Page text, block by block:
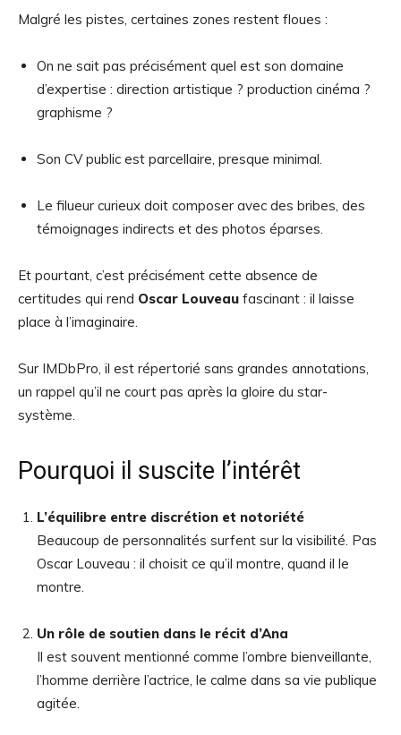
Malgré les pistes, certaines zones restent floues :
On ne sait pas précisément quel est son domaine
d’expertise : direction artistique ? production cinéma ?
graphisme ?
Son CV public est parcellaire, presque minimal.
Le filueur curieux doit composer avec des bribes, des
témoignages indirects et des photos éparses.
Et pourtant, c’est précisément cette absence de
certitudes qui rend Oscar Louveau fascinant : il laisse
place à l’imaginaire.
Sur IMDbPro, il est répertorié sans grandes annotations,
un rappel qu’il ne court pas après la gloire du star-
système.
Pourquoi il suscite l’intérêt
L’équilibre entre discrétion et notoriété
Beaucoup de personnalités surfent sur la visibilité. Pas
Oscar Louveau : il choisit ce qu’il montre, quand il le
montre.
Un rôle de soutien dans le récit d’Ana
Il est souvent mentionné comme l’ombre bienveillante,
l’homme derrière l’actrice, le calme dans sa vie publique
agitée.